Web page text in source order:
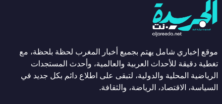
موقع إخباري شامل يهتم بجميع أخبار المغرب لحظة بلحظة، مع
تغطية دقيقة للأحداث العربية والعالمية، وأحدث المستجدات
الرياضية المحلية والدولية، لتبقى على اطلاع دائم بكل جديد في
السياسة، الاقتصاد، الرياضة، والثقافة.